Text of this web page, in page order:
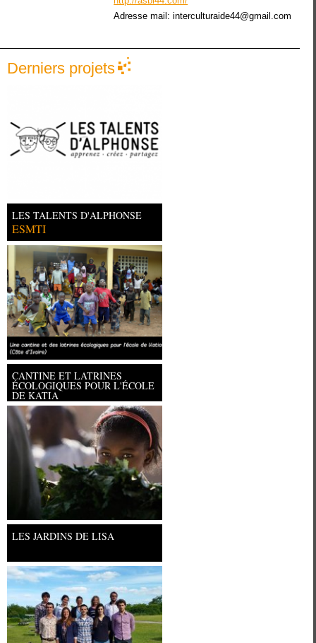
Adresse mail:interculturaide44@gmail.com
Derniers projets
LES TALENTS D'ALPHONSE
ESMTI
CANTINE ET LATRINES
ÉCOLOGIQUES POUR L'ÉCOLE
DE KATIA
Université Paris Ouest Nanterre la
LES JARDINS DE LISA